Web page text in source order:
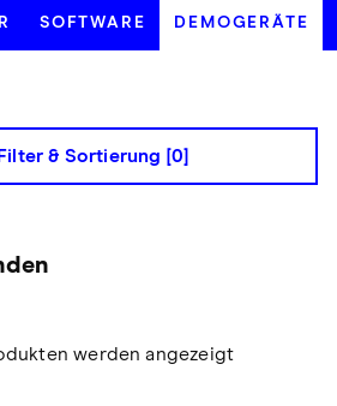
SOFTWARE DEMOGERÄTE
Filter & Sortierung [0]
werden angezeigt